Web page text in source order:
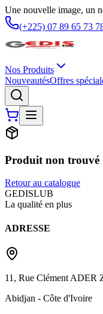
Une nouvelle image, un
(+225) 07 89 65 73
Nos Produits
NouveautésOffres
Produit non trouvé
Retour au catalogue
GEDISLUB
La qualité en plus
ADRESSE
11, Rue Clément ADER
Abidjan - Côte d'Ivoire